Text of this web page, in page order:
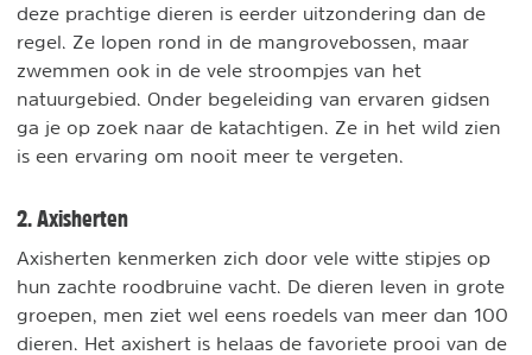
deze prachtige dieren is eerder uitzondering dan de
regel. Ze lopen rond in de mangrovebossen, maar
zwemmen ook in de vele stroompjes van het
natuurgebied. Onder begeleiding van ervaren gidsen
ga je op zoek naar de katachtigen. Ze in het wild zien
is een ervaring om nooit meer te vergeten.
2. Axisherten
Axisherten kenmerken zich door vele witte stipjes op
hun zachte roodbruine vacht. De dieren leven in grote
groepen, men ziet wel eens roedels van meer dan 100
dieren. Het axishert is helaas de favoriete prooi van de